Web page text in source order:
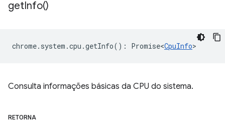
getInfo()
chrome. system .cpu .getInfo() : Promise<CpuInfo>
Consulta informações básicas da CPU do sistema.
RETORNA